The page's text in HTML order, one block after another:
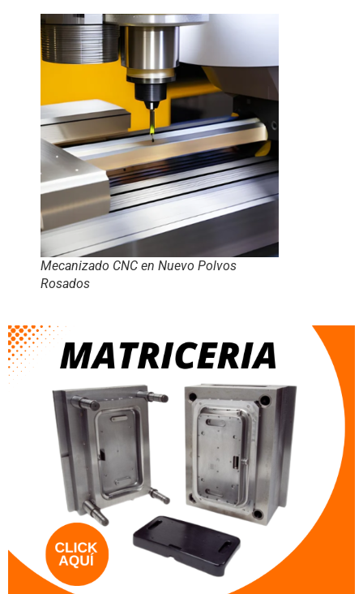
Mecanizado CNC en Nuevo Polvos
Rosados